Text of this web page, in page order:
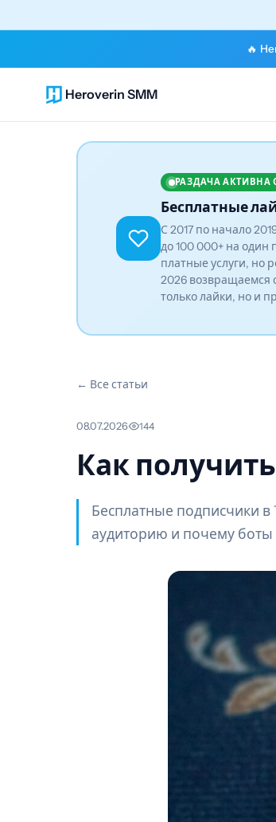
🔥
Heroverin SMM
РАЗДАЧА АКТИВНА
Бесплатные
С 2017 по начало
до 100 000+ на один
платные услуги, но
2026 возвращаемся
только лайки, но и
← Все статьи
08.07.2026· 144
Как
Бесплатные подписчики в
аудиторию и почему боты